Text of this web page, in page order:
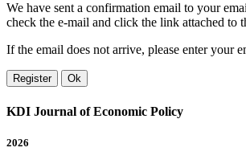
We have sent a confirmation email to your
check the e-mail and click the link attached to
If the email does not arrive, please enter your
Register Ok
KDI Journal of Economic Policy
2026